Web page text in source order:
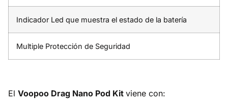
Indicador Led que muestra el estado de la batería
Multiple Protección de Seguridad
El Voopoo Drag Nano Pod Kit viene con: